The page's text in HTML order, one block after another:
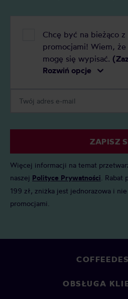
Chcę być na bieżąco
promocjami! Wiem,
mogę się wypisać.
Rozwiń opcje
ZAPISZ
Więcej informacji na temat
naszej Polityce Prywatności .
199 zł, zniżka jest jednorazowa i
promocjami.
OBSŁUGA